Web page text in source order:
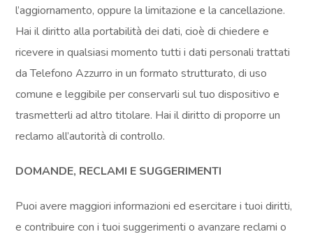
l’aggiornamento, oppure la limitazione e la cancellazione.
Hai il diritto alla portabilità dei dati, cioè di chiedere e
ricevere in qualsiasi momento tutti i dati personali trattati
da Telefono Azzurro in un formato strutturato, di uso
comune e leggibile per conservarli sul tuo dispositivo e
trasmetterli ad altro titolare. Hai il diritto di proporre un
reclamo all’autorità di controllo.
DOMANDE, RECLAMI E SUGGERIMENTI
Puoi avere maggiori informazioni ed esercitare i tuoi diritti,
e contribuire con i tuoi suggerimenti o avanzare reclami o